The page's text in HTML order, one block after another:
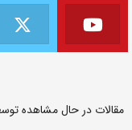
مقالات در حال مشاهده